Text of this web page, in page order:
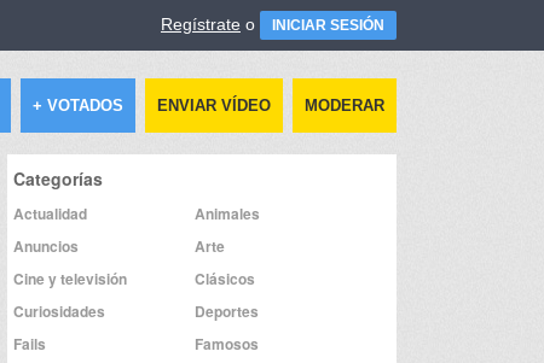
Regístrate o INICIAR SESIÓN
+ VOTADOS ENVIAR VÍDEO MODERAR
Categorías
Actualidad
Animales
Anuncios
Arte
Cine y televisión
Clásicos
Curiosidades
Deportes
Fails
Famosos